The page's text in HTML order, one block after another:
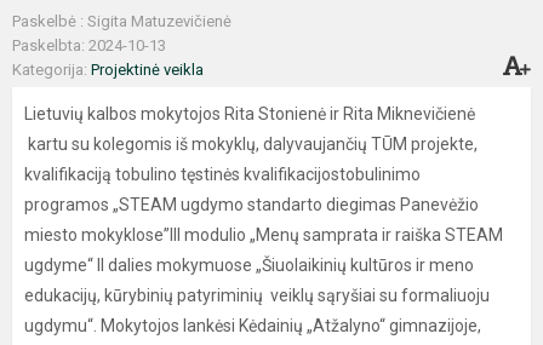
Paskelbė : Sigita Matuzevičienė
Paskelbta: 2024-10-13
Kategorija: Projektinė veikla
Lietuvių kalbos mokytojos Rita Stonienė ir Rita Miknevičienė
kartu su kolegomis iš mokyklų, dalyvaujančių TŪM projekte,
kvalifikaciją tobulino tęstinės kvalifikacijostobulinimo
programos „STEAM ugdymo standarto diegimas Panevėžio
miesto mokyklose”III modulio „Menų samprata ir raiška STEAM
ugdyme“ II dalies mokymuose „Šiuolaikinių kultūros ir meno
edukacijų, kūrybinių patyriminių veiklų sąryšiai su formaliuoju
ugdymu“. Mokytojos lankėsi Kėdainių „Atžalyno“ gimnazijoje,